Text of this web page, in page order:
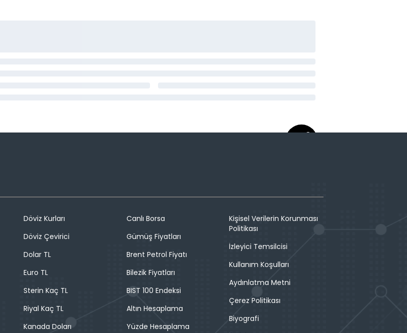
Döviz Kurları
Döviz Çevirici
Dolar TL
Euro TL
Sterin Kaç TL
Riyal Kaç TL
Kanada Doları
Canlı Borsa
Gümüş Fiyatları
Brent Petrol Fiyatı
Bilezik Fiyatları
BIST 100 Endeksi
Altın Hesaplama
Yüzde Hesaplama
Kişisel Verilerin Korunması
Politikası
İzleyici Temsilcisi
Kullanım Koşulları
Aydınlatma Metni
Çerez Politikası
Biyografi